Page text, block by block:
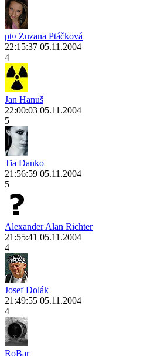
pt¤ Zuzana Ptáčková
22:15:37 05.11.2004
4
Jan Hanuš
22:00:03 05.11.2004
5
Tia Danko
21:56:59 05.11.2004
5
Alexander Alan Richter
21:55:41 05.11.2004
4
Josef Dolák
21:49:55 05.11.2004
4
RoBar